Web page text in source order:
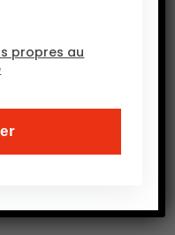
propres au